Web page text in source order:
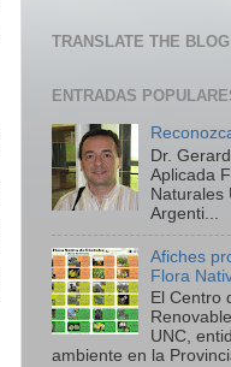
TRANSLATE THE BLOG
ENTRADAS
Dr.
Aplicada
Naturales
Argenti...
Afiches
Flora
El Centro
UNC,
ambiente en la